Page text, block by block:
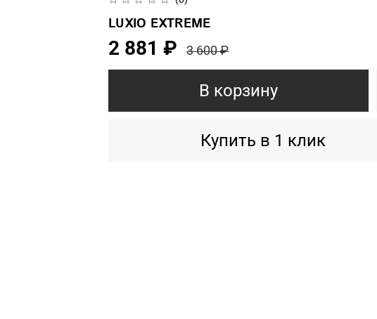
LUXIO EXTREME
2 881 ₽ 3 600 ₽
В корзину
Купить в 1 клик